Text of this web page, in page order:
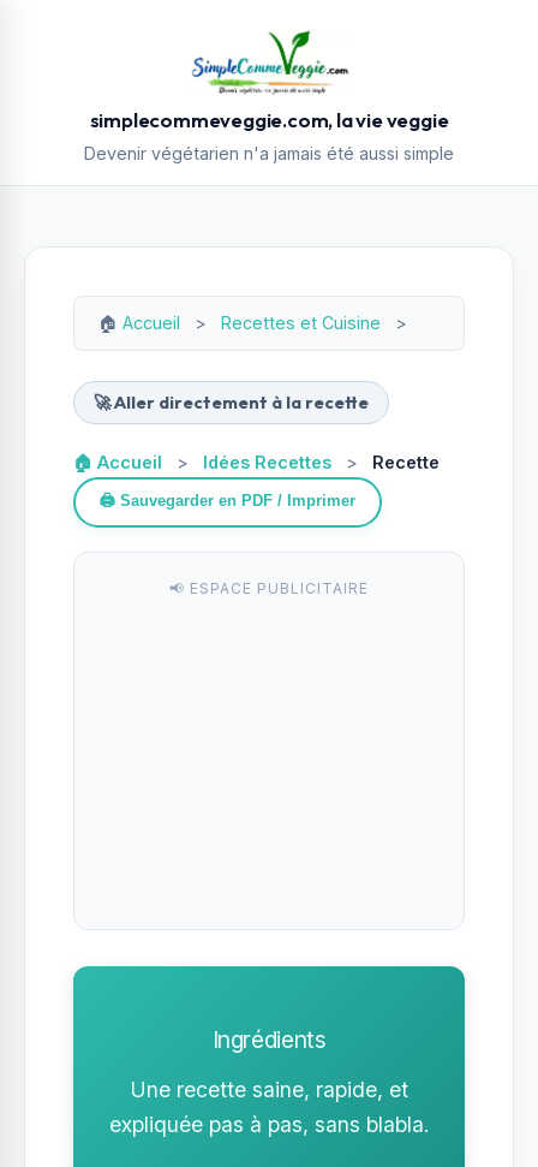
simplecommeveggie.com, la vie veggie
Devenir végétarien n'a jamais été aussi simple
🏠 Accueil > Recettes et Cuisine >
🚀 Aller directement à la recette
🏠 Accueil > Idées Recettes > Recette
🖨️ Sauvegarder en PDF / Imprimer
📢 ESPACE PUBLICITAIRE
Ingrédients
Une recette saine, rapide, et
expliquée pas à pas, sans blabla.